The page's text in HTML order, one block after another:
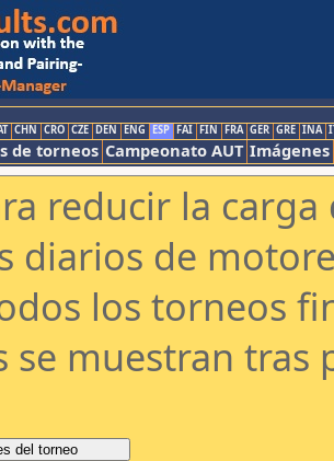
CHN CRO CZE DEN ENG ESP FAI FIN FRA GER GRE INA
de torneos Campeonato AUT Imágenes
reducir la
diarios de
los torneos
se muestran tras